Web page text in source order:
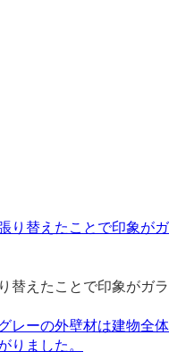
替えたことで印象がガラ